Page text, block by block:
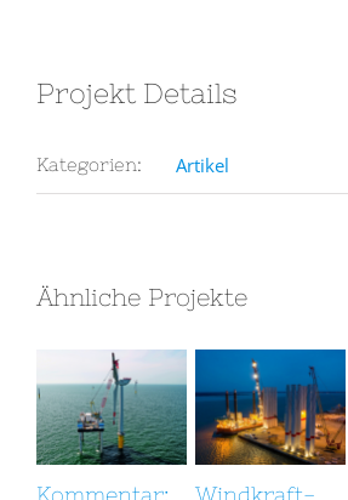
Projekt Details
Kategorien: Artikel
Ähnliche Projekte
Kommentar:
Windkraft-